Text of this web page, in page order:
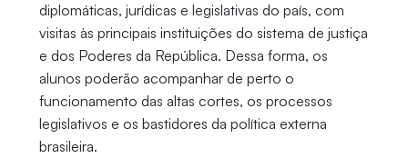
diplomáticas, jurídicas e legislativas do país, com
visitas às principais instituições do sistema de justiça
e dos Poderes da República. Dessa forma, os
alunos poderão acompanhar de perto o
funcionamento das altas cortes, os processos
legislativos e os bastidores da política externa
brasileira.